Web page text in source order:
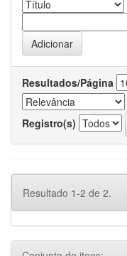
Resultados/Página
Registro(s)
Resultado 1-2 de 2.